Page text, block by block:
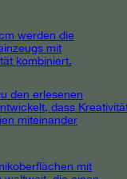
werden die
mit
kombiniert.
den erlesenen
dass
miteinander
mit